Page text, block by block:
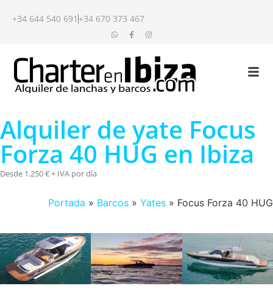
+34 644 540 691 +34 670 373 467
Alquiler de yate Focus
Forza 40 HUG en Ibiza
Desde 1.250 € + IVA por día
Portada » Barcos » Yates » Focus Forza 40 HUG